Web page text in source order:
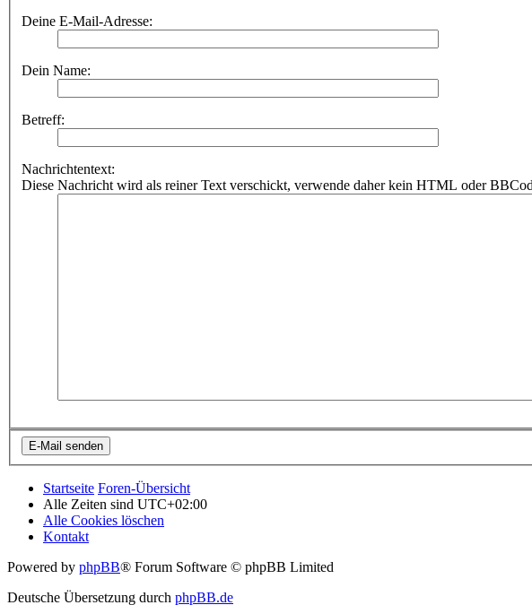
Deine E-Mail-Adresse:
Dein Name:
Betreff:
Nachrichtentext:
Diese Nachricht wird als reiner Text verschickt, verwende daher kein HTML oder
Startseite Foren-Übersicht
Alle Zeiten sind UTC+02:00
Alle Cookies löschen
Kontakt
Powered by phpBB® Forum Software © phpBB Limited
Deutsche Übersetzung durch phpBB.de